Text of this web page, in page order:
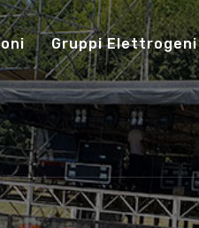
Gruppi Elettrogeni